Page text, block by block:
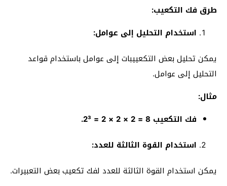
طرق فك التكعيب:
استخدام التحليل إلى عوامل:
يمكن تحليل بعض التكعييبات إلى عوامل باستخدام قواعد
التحليل إلى عوامل.
مثال:
فك التكعيب 8 = 2 × 2 × 2 = 2³.
استخدام القوة الثالثة للعدد:
يمكن استخدام القوة الثالثة للعدد لفك تكعيب بعض التعبيرات.